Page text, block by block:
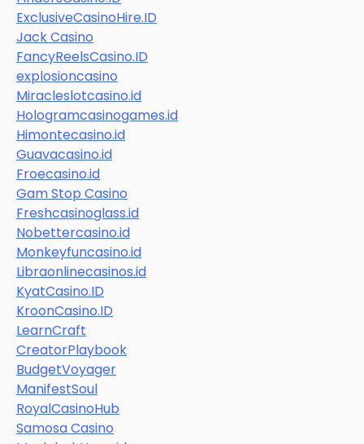
ExclusiveCasinoHire.ID
Jack Casino
FancyReelsCasino.ID
explosioncasino
Miracleslotcasino.id
Hologramcasinogames.id
Himontecasino.id
Guavacasino.id
Froecasino.id
Gam Stop Casino
Freshcasinoglass.id
Nobettercasino.id
Monkeyfuncasino.id
Libraonlinecasinos.id
KyatCasino.ID
KroonCasino.ID
LearnCraft
CreatorPlaybook
BudgetVoyager
ManifestSoul
RoyalCasinoHub
Samosa Casino